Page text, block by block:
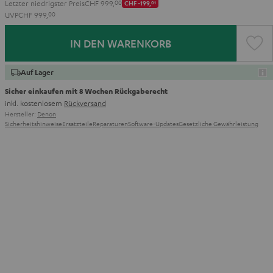
Letzter niedrigster PreisCHF 999, 00 CHF -199,01
UVPCHF 999, 00
IN DEN WARENKORB
Auf Lager
Sicher einkaufen mit 8 Wochen Rückgaberecht
inkl. kostenlosem Rückversand
Hersteller: Denon
SicherheitshinweiseErsatzteileReparaturenSoftware-UpdatesGesetzliche Gewährleistung